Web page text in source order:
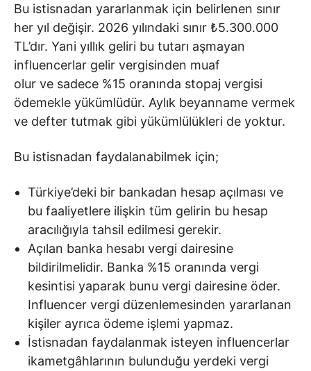
Bu istisnadan yararlanmak için belirlenen sınır
her yıl değişir. 2026 yılındaki sınır ₺5.300.000
TL’dır. Yani yıllık geliri bu tutarı aşmayan
influencerlar gelir vergisinden muaf
olur ve sadece %15 oranında stopaj vergisi
ödemekle yükümlüdür. Aylık beyanname vermek
ve defter tutmak gibi yükümlülükleri de yoktur.
Bu istisnadan faydalanabilmek için;
Türkiye’deki bir bankadan hesap açılması ve
bu faaliyetlere ilişkin tüm gelirin bu hesap
aracılığıyla tahsil edilmesi gerekir.
Açılan banka hesabı vergi dairesine
bildirilmelidir. Banka %15 oranında vergi
kesintisi yaparak bunu vergi dairesine öder.
Influencer vergi düzenlemesinden yararlanan
kişiler ayrıca ödeme işlemi yapmaz.
İstisnadan faydalanmak isteyen influencerlar
ikametgâhlarının bulunduğu yerdeki vergi